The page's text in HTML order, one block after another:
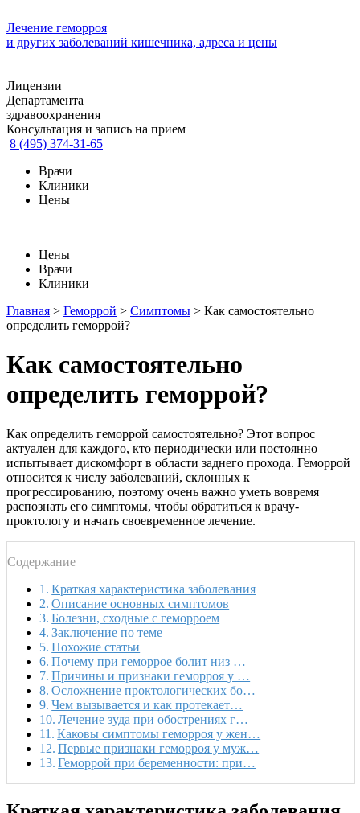
Лечение геморроя
и других заболеваний кишечника, адреса и цены
Лицензии
Департамента
здравоохранения
Консультация и запись на прием
8 (495) 374-31-65
Врачи
Клиники
Цены
Цены
Врачи
Клиники
Главная > Геморрой > Симптомы > Как самостоятельно
определить геморрой?
Как самостоятельно
определить геморрой?
Как определить геморрой самостоятельно? Этот вопрос
актуален для каждого, кто периодически или постоянно
испытывает дискомфорт в области заднего прохода. Геморрой
относится к числу заболеваний, склонных к
прогрессированию, поэтому очень важно уметь вовремя
распознать его симптомы, чтобы обратиться к врачу-
проктологу и начать своевременное лечение.
Содержание
Краткая характеристика заболевания
Описание основных симптомов
Болезни, сходные с геморроем
Заключение по теме
Похожие статьи
Почему при геморрое болит низ …
Причины и признаки геморроя у …
Осложнение проктологических бо…
Чем вызывается и как протекает…
Лечение зуда при обострениях г…
Каковы симптомы геморроя у жен…
Первые признаки геморроя у муж…
Геморрой при беременности: при…